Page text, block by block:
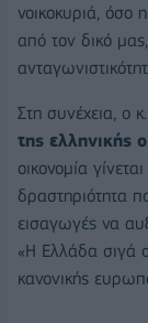
νοικοκυριά,
από τον δικό
Στη συνέχεια, ο
της ελληνικής
οικονομία
δραστηριότητα
εισαγωγές να
«Η Ελλάδα σιγά
κανονικής